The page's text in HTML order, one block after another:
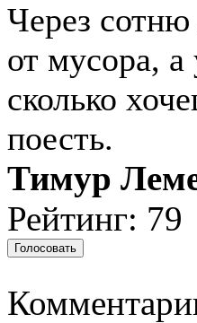
Через сотню
от мусора,
сколько
поесть.
Тимур
Рейтинг: 79